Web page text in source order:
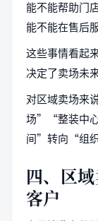
能不能帮助门
能不能在售后
这些事情看
决定了卖场未
对区域卖场来
场”“整装中
间”转向“组
四、区
客户